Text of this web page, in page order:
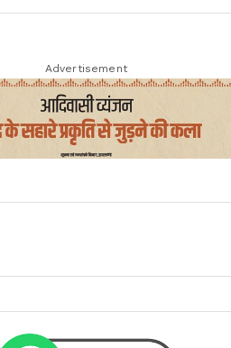
Advertisement